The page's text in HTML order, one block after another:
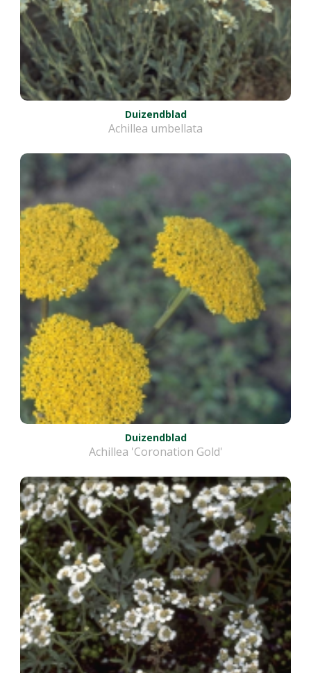
Duizendblad
Achillea umbellata
Duizendblad
Achillea 'Coronation Gold'